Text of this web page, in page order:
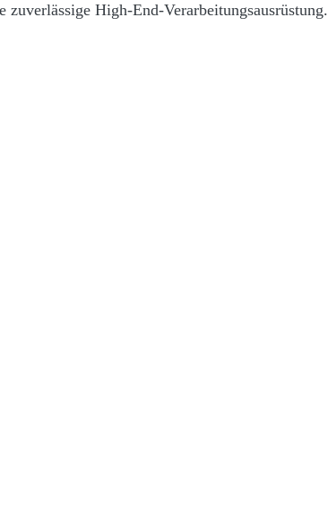
High-End-Verarbeitungsausrüstung.